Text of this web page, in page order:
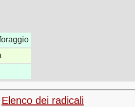
Elenco dei radicali